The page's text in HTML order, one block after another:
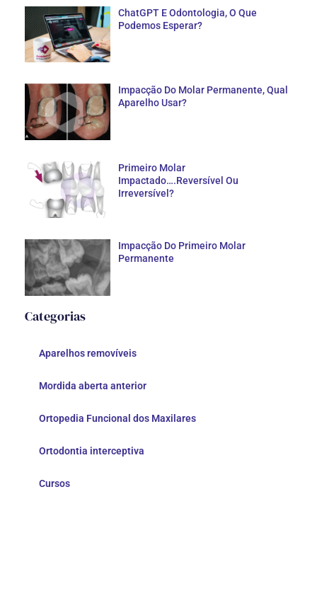
ChatGPT E Odontologia, O Que
Podemos Esperar?
Impacção Do Molar Permanente, Qual
Aparelho Usar?
Primeiro Molar
Impactado….Reversível Ou
Irreversível?
Impacção Do Primeiro Molar
Permanente
Categorias
Aparelhos removíveis
Mordida aberta anterior
Ortopedia Funcional dos Maxilares
Ortodontia interceptiva
Cursos